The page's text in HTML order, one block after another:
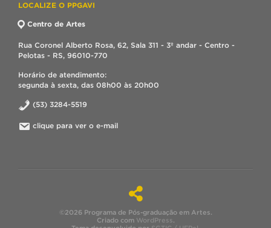
LOCALIZE O PPGAVI
Centro de Artes
Rua Coronel Alberto Rosa, 62, Sala 311 - 3º andar - Centro -
Pelotas - RS, 96010-770
Horário de atendimento:
segunda à sexta, das 08h00 às 20h00
(53) 3284-5519
clique para ver o e-mail
©2026 Programa de Pós-graduação em Artes.
Criado com WordPress.